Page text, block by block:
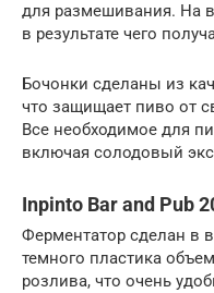
для размешивания. На
в результате чего
Бочонки сделаны из
что защищает пиво от
Все необходимое для
включая солодовый
Inpinto Bar and Pub
Ферментатор сделан в
темного пластика
розлива, что очень